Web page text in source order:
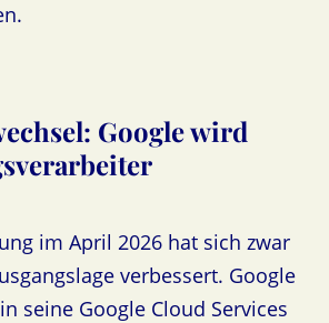
Google wird
im April 2026 hat sich zwar
verbessert. Google
seine Google Cloud Services